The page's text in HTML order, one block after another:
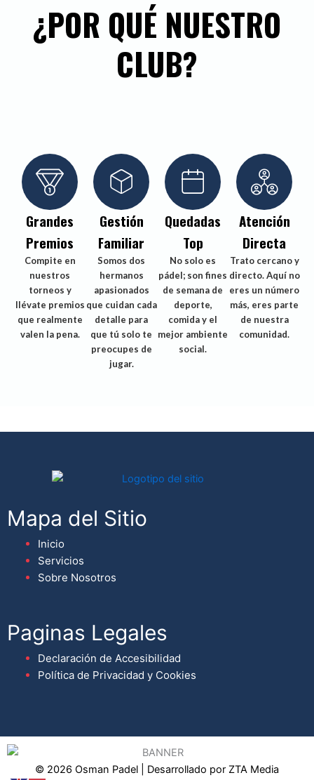
¿POR QUÉ NUESTRO
CLUB?
Grandes
Premios
Compite en
nuestros
torneos y
llévate premios
que realmente
valen la pena.
Gestión
Familiar
Somos dos
hermanos
apasionados
que cuidan cada
detalle para
que tú solo te
preocupes de
jugar.
Quedadas
Top
No solo es
pádel; son fines
de semana de
deporte,
comida y el
mejor ambiente
social.
Atención
Directa
Trato cercano y
directo. Aquí no
eres un número
más, eres parte
de nuestra
comunidad.
Mapa del Sitio
Inicio
Servicios
Sobre Nosotros
Paginas Legales
Declaración de Accesibilidad
Política de Privacidad y Cookies
© 2026 Osman Padel | Desarrollado por ZTA Media